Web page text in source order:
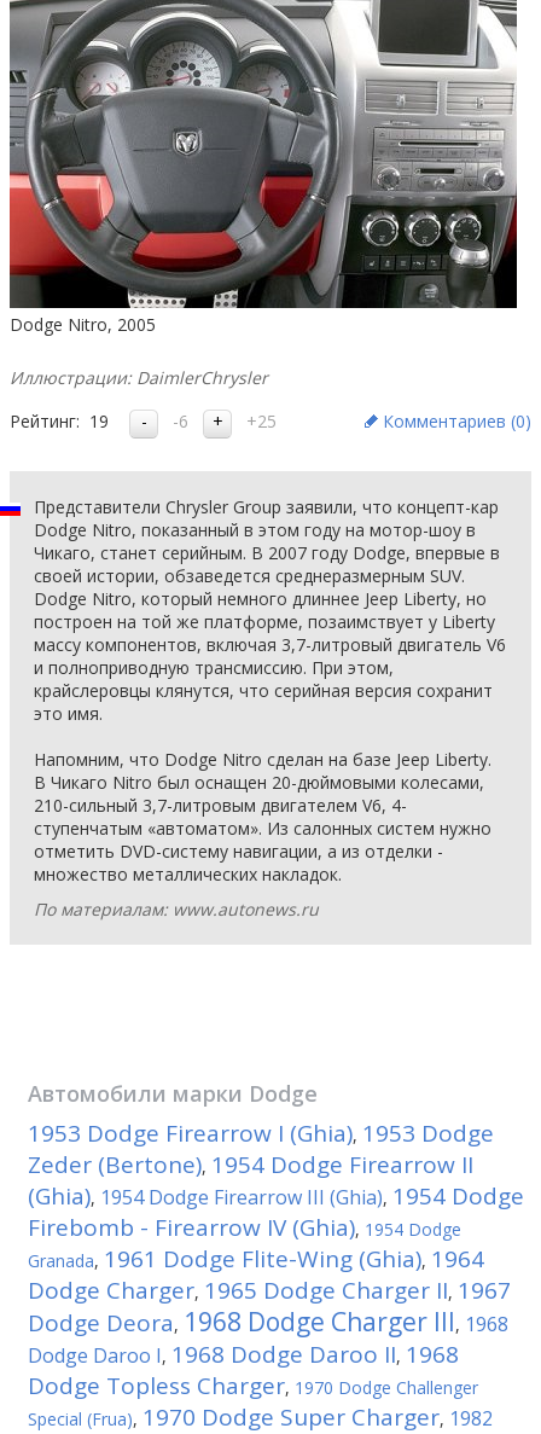
Dodge Nitro, 2005
Иллюстрации: DaimlerChrysler
Рейтинг: 19 -6 +25 Комментариев (0)
Представители Chrysler Group заявили, что концепт-кар
Dodge Nitro, показанный в этом году на мотор-шоу в
Чикаго, станет серийным. В 2007 году Dodge, впервые в
своей истории, обзаведется среднеразмерным SUV.
Dodge Nitro, который немного длиннее Jeep Liberty, но
построен на той же платформе, позаимствует у Liberty
массу компонентов, включая 3,7-литровый двигатель V6
и полноприводную трансмиссию. При этом,
крайслеровцы клянутся, что серийная версия сохранит
это имя.
Напомним, что Dodge Nitro сделан на базе Jeep Liberty.
В Чикаго Nitro был оснащен 20-дюймовыми колесами,
210-сильный 3,7-литровым двигателем V6, 4-
ступенчатым «автоматом». Из салонных систем нужно
отметить DVD-систему навигации, а из отделки -
множество металлических накладок.
По материалам: www.autonews.ru
Автомобили марки Dodge
1953 Dodge Firearrow I (Ghia), 1953 Dodge
Zeder (Bertone), 1954 Dodge Firearrow II
(Ghia), 1954 Dodge Firearrow III (Ghia), 1954 Dodge
Firebomb - Firearrow IV (Ghia), 1954 Dodge
Granada, 1961 Dodge Flite-Wing (Ghia), 1964
Dodge Charger, 1965 Dodge Charger II, 1967
Dodge Deora, 1968 Dodge Charger III, 1968
Dodge Daroo I, 1968 Dodge Daroo II, 1968
Dodge Topless Charger, 1970 Dodge Challenger
Special (Frua), 1970 Dodge Super Charger, 1982